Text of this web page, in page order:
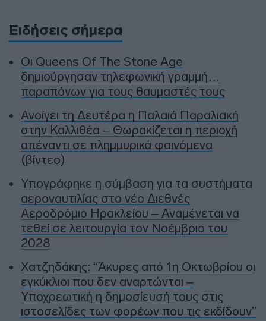
Ειδήσεις σήμερα
Οι Queens Of The Stone Age
δημιούργησαν τηλεφωνική γραμμή…
παραπόνων για τους θαυμαστές τους
Ανοίγει τη Δευτέρα η Παλαιά Παραλιακή
στην Καλλιθέα – Θωρακίζεται η περιοχή
απέναντι σε πλημμυρικά φαινόμενα
(βίντεο)
Υπογράφηκε η σύμβαση για τα συστήματα
αεροναυτιλίας στο νέο Διεθνές
Αεροδρόμιο Ηρακλείου – Αναμένεται να
τεθεί σε λειτουργία τον Νοέμβριο του
2028
Χατζηδάκης: “Άκυρες από 1η Οκτωβρίου οι
εγκύκλιοι που δεν αναρτώνται –
Υποχρεωτική η δημοσίευσή τους στις
ιστοσελίδες των φορέων που τις εκδίδουν”